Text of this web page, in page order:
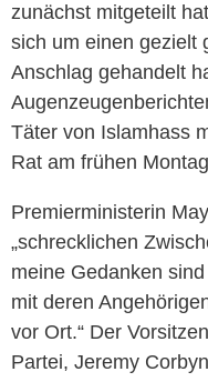
zunächst mitgeteilt
sich um einen gezielt
Anschlag gehandelt
Täter von Islamhass
Rat am frühen
Premierministerin
„schrecklichen
meine Gedanken
mit deren
vor Ort.“ Der
Partei, Jeremy